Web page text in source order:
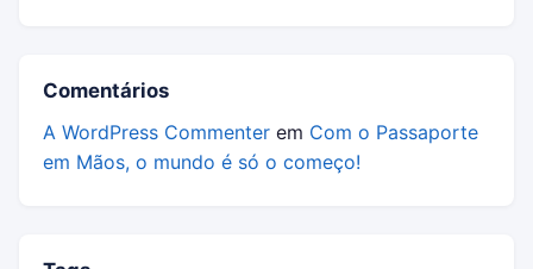
Comentários
A WordPress Commenter em Com o Passaporte
em Mãos, o mundo é só o começo!